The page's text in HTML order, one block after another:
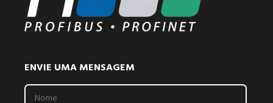
ENVIE UMA MENSAGEM